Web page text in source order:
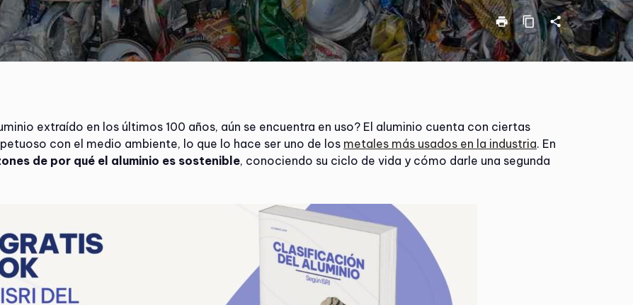
print content_copy share
extraído en los últimos 100 años, aún se encuentra en uso? El aluminio cuenta con ciertas
con el medio ambiente, lo que lo hace ser uno de los metales más usados en la industria. En
de por qué el aluminio es sostenible, conociendo su ciclo de vida y cómo darle una segunda